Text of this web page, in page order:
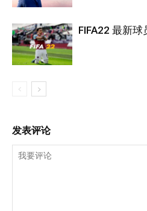
FIFA22 最新
发表评论